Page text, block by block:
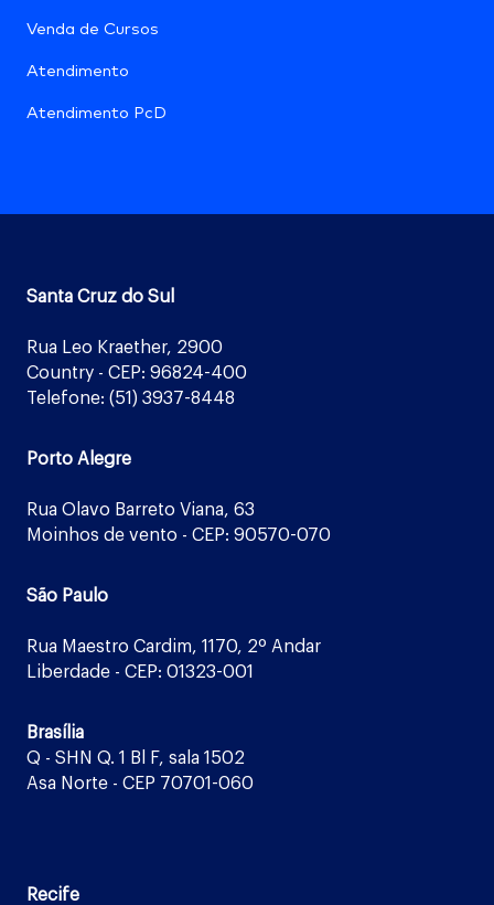
Venda de Cursos
Atendimento
Atendimento PcD
Santa Cruz do Sul
Rua Leo Kraether, 2900
Country - CEP: 96824-400
Telefone: (51) 3937-8448
Porto Alegre
Rua Olavo Barreto Viana, 63
Moinhos de vento - CEP: 90570-070
São Paulo
Rua Maestro Cardim, 1170, 2º Andar
Liberdade - CEP: 01323-001
Brasília
Q - SHN Q. 1 Bl F, sala 1502
Asa Norte - CEP 70701-060
Recife